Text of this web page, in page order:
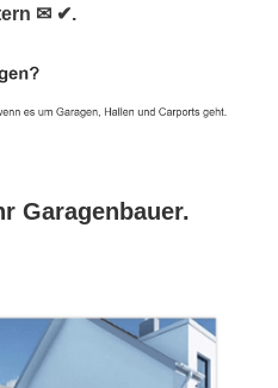
✉ ✔.
Garagenbauer.